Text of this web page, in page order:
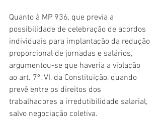
Quanto à MP 936, que previa a
possibilidade de celebração de acordos
individuais para implantação da redução
proporcional de jornadas e salários,
argumentou-se que haveria a violação
ao art. 7º, VI, da Constituição, quando
prevê entre os direitos dos
trabalhadores a irredutibilidade salarial,
salvo negociação coletiva.